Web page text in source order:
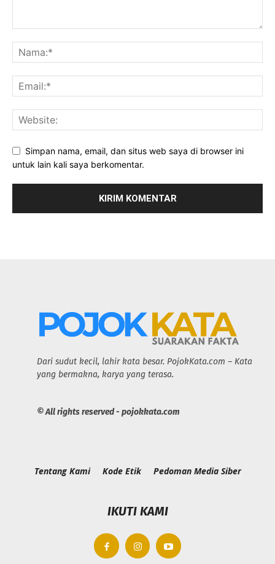
Simpan nama, email, dan situs web saya di browser ini
untuk lain kali saya berkomentar.
Dari sudut kecil, lahir kata besar. PojokKata.com – Kata
yang bermakna, karya yang terasa.
© All rights reserved - pojokkata.com
Tentang Kami Kode Etik Pedoman Media Siber
IKUTI KAMI